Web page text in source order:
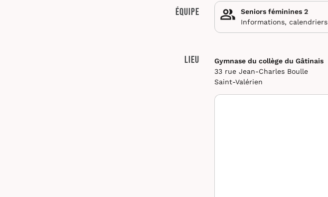
Équipe
Seniors féminines 2
Informations, calendriers
Lieu
Gymnase du collège du Gâtinais
33 rue Jean-Charles Boulle
Saint-Valérien